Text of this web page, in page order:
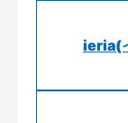
ieria(